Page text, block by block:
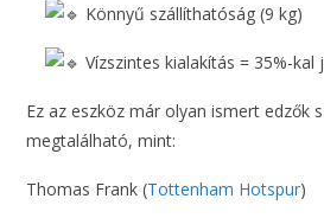
Könnyű szállíthatóság (9 kg)
Vízszintes kialakítás = 35%-
Ez az eszköz már olyan ismert edzők
megtalálható, mint:
Thomas Frank (Tottenham Hotspur)